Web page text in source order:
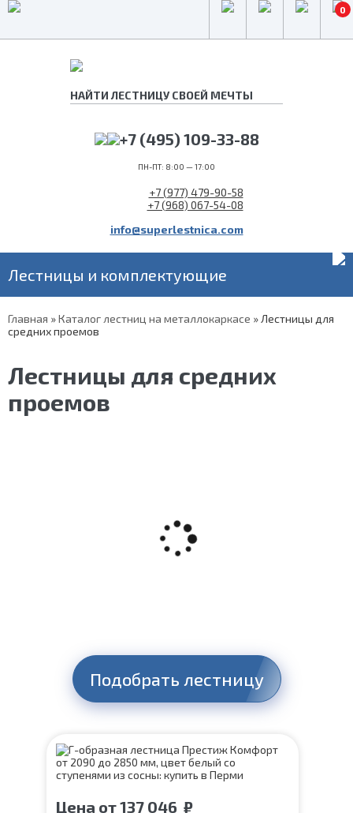
0
+7 (495) 109-33-88
ПН-ПТ: 8:00 — 17:00
+7 (977) 479-90-58
+7 (968) 067-54-08
info@superlestnica.com
Лестницы и комплектующие
Главная »Каталог лестниц на металлокаркасе »Лестницы для
средних проемов
Лестницы для средних
проемов
Подобрать лестницу
Цена от137 046 ₽